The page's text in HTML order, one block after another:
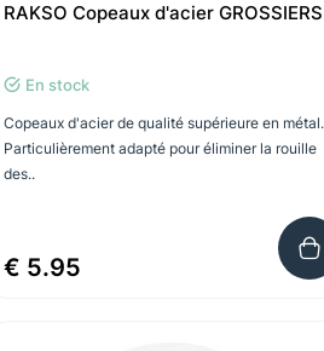
RAKSO Copeaux d'acier GROSSIERS
En stock
Copeaux d'acier de qualité supérieure en métal.
Particulièrement adapté pour éliminer la rouille
des..
€ 5.95